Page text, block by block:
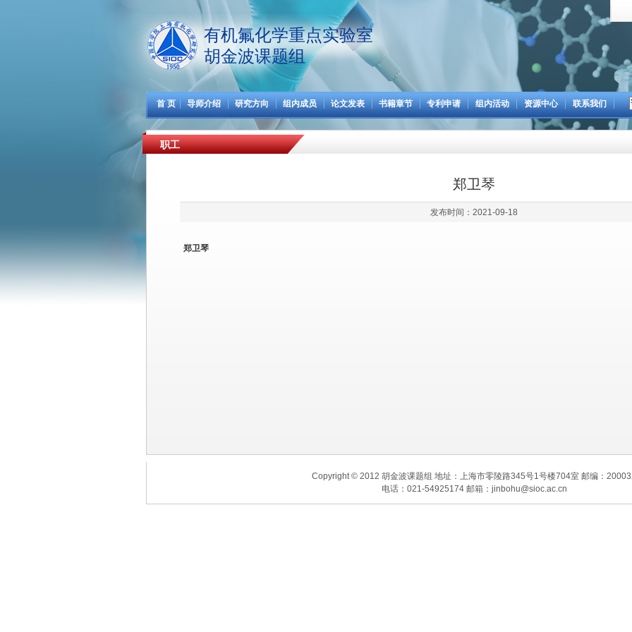
有机氟化学重点实验室
胡金波课题组
首 页 导师介绍 研究方向 组内成员 论文发表 书籍章节 专利申请 组内活动 资源中心 联系我们
职工
郑卫琴
发布时间：2021-09-18
郑卫琴
Copyright © 2012 胡金波课题组 地址：上海市零陵路345号1号楼704室 邮编：
电话：021-54925174 邮箱：jinbohu@sioc.ac.cn